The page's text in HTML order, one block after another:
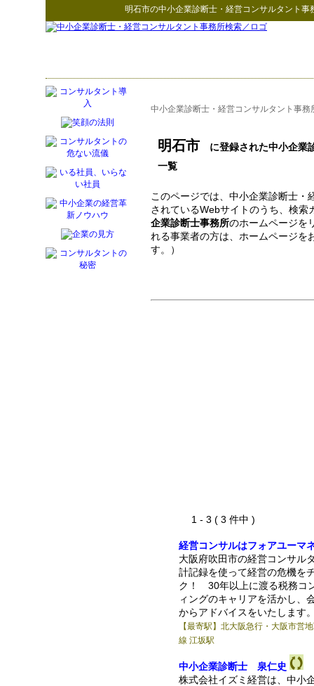
明石市の中小企業診断士・経営コンサルタント事
中小企業診断士・経営コンサルタント事務
明石市 に登録された中小企業
一覧
このページでは、中小企業診断士・
されているWebサイトのうち、検索
企業診断士事務所のホームページを
れる事業者の方は、ホームページを
す。）
1 - 3 ( 3 件中 )
経営コンサルはフォアユーマ
大阪府吹田市の経営コンサル
計記録を使って経営の危機を
ク！ 30年以上に渡る税務コ
ィングのキャリアを活かし、
からアドバイスをいたします
【最寄駅】北大阪急行・大阪市営
線 江坂駅
中小企業診断士 泉仁史
株式会社イズミ経営は、中小